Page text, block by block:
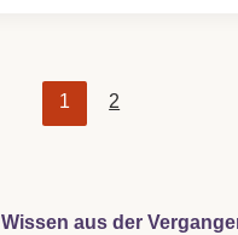
1 2
Wissen aus der